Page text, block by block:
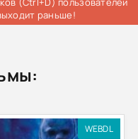
раньше!
WEBDL